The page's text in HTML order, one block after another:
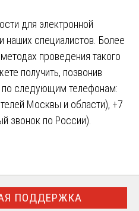
для электронной
специалистов. Более
проведения такого
получить, позвонив
следующим телефонам:
Москвы и области), +7
звонок по России).
ПОДДЕРЖКА